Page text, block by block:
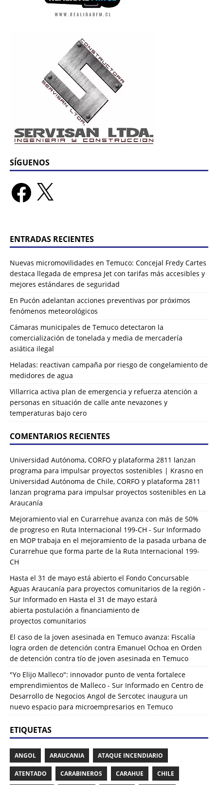
SÍGUENOS
ENTRADAS RECIENTES
Nuevas micromovilidades en Temuco: Concejal Fredy Cartes
destaca llegada de empresa Jet con tarifas más accesibles y
mejores estándares de seguridad
En Pucón adelantan acciones preventivas por próximos
fenómenos meteorológicos
Cámaras municipales de Temuco detectaron la
comercialización de tonelada y media de mercadería
asiática ilegal
Heladas: reactivan campaña por riesgo de congelamiento de
medidores de agua
Villarrica activa plan de emergencia y refuerza atención a
personas en situación de calle ante nevazones y
temperaturas bajo cero
COMENTARIOS RECIENTES
Universidad Autónoma, CORFO y plataforma 2811 lanzan
programa para impulsar proyectos sostenibles | Krasno en
Universidad Autónoma de Chile, CORFO y plataforma 2811
lanzan programa para impulsar proyectos sostenibles en La
Araucanía
Mejoramiento vial en Curarrehue avanza con más de 50%
de progreso en Ruta Internacional 199-CH - Sur Informado
en MOP trabaja en el mejoramiento de la pasada urbana de
Curarrehue que forma parte de la Ruta Internacional 199-
CH
Hasta el 31 de mayo está abierto el Fondo Concursable
Aguas Araucanía para proyectos comunitarios de la región -
Sur Informado en Hasta el 31 de mayo estará
abierta postulación a financiamiento de
proyectos comunitarios
El caso de la joven asesinada en Temuco avanza: Fiscalía
logra orden de detención contra Emanuel Ochoa en Orden
de detención contra tío de joven asesinada en Temuco
"Yo Elijo Malleco": innovador punto de venta fortalece
emprendimientos de Malleco - Sur Informado en Centro de
Desarrollo de Negocios Angol de Sercotec inaugura un
nuevo espacio para microempresarios en Temuco
ETIQUETAS
ANGOL ARAUCANIA ATAQUE INCENDIARIO
ATENTADO CARABINEROS CARAHUE CHILE